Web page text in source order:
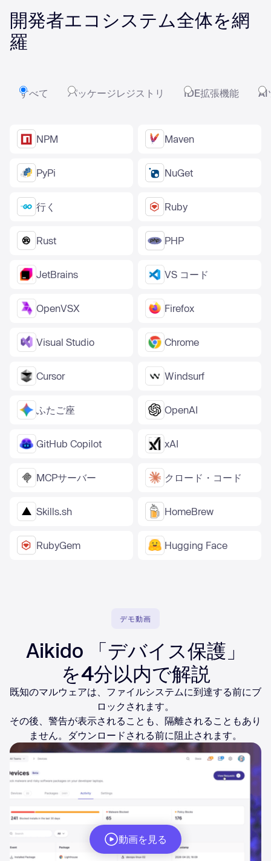
開発者エコシステム全体を網
羅
すべて パッケージレジストリ IDE拡張機能 AI
NPM Maven
PyPi NuGet
行く Ruby
Rust PHP
JetBrains VS コード
OpenVSX Firefox
Visual Studio Chrome
Cursor Windsurf
ふたご座 OpenAI
GitHub Copilot xAI
MCPサーバー クロード・コード
Skills.sh HomeBrew
RubyGem Hugging Face
デモ動画
Aikido 「デバイス保護」
を4分以内で解説
既知のマルウェアは、ファイルシステムに到達する前にブ
ロックされます。
その後、警告が表示されることも、隔離されることもあり
ません。ダウンロードされる前に阻止されます。
動画を見る